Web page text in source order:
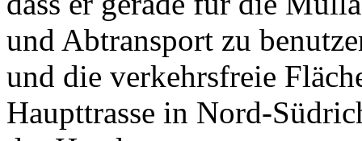
und Abtransport zu
und die verkehrsfreie
Haupttrasse in Nord-